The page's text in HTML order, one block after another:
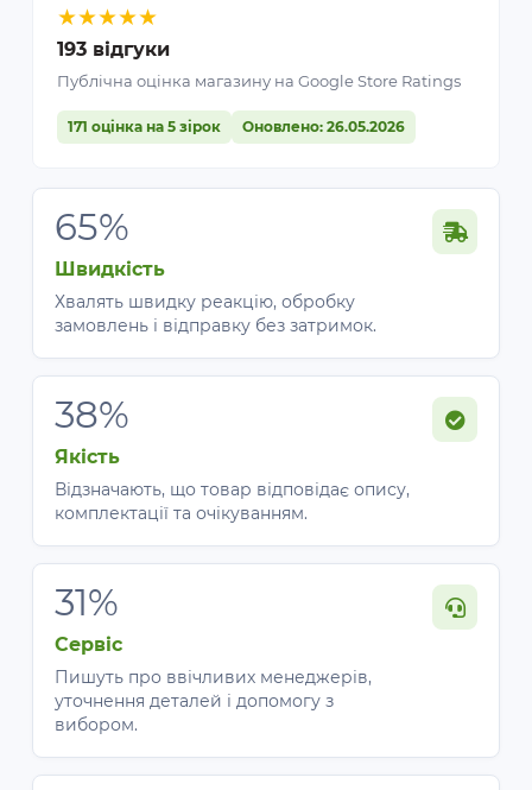
★★★★★
193 відгуки
Публічна оцінка магазину на Google Store Ratings
171 оцінка на 5 зірок Оновлено: 26.05.2026
65%
Швидкість
Хвалять швидку реакцію, обробку
замовлень і відправку без затримок.
38%
Якість
Відзначають, що товар відповідає опису,
комплектації та очікуванням.
31%
Сервіс
Пишуть про ввічливих менеджерів,
уточнення деталей і допомогу з
вибором.